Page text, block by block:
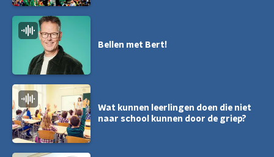
Bellen met Bert!
Wat kunnen leerlingen doen die niet
naar school kunnen door de griep?